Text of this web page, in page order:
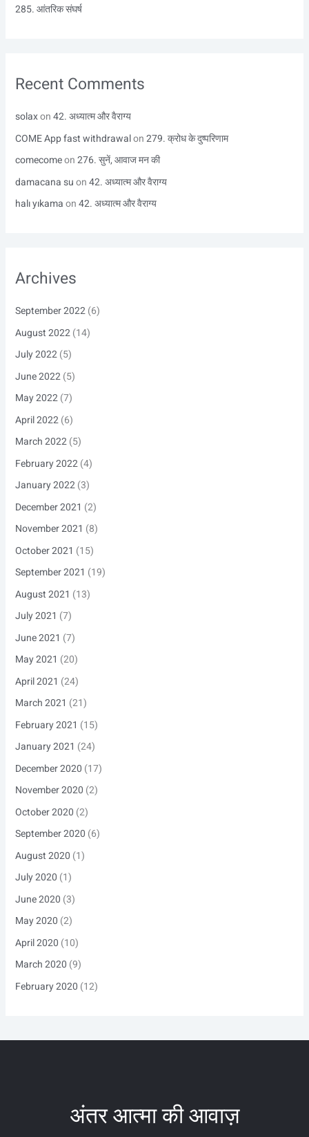
285. आंतरिक संघर्ष
Recent Comments
solaxon42. अध्यात्म और वैराग्य
COME App fast withdrawalon279. क्रोध के दुष्परिणाम
comecomeon276. सुनें, आवाज मन की
damacana suon42. अध्यात्म और वैराग्य
halı yıkamaon42. अध्यात्म और वैराग्य
Archives
September 2022(6)
August 2022(14)
July 2022(5)
June 2022(5)
May 2022(7)
April 2022(6)
March 2022(5)
February 2022(4)
January 2022(3)
December 2021 (2)
November 2021 (8)
October 2021 (15)
September 2021 (19)
August 2021 (13)
July 2021 (7)
June 2021 (7)
May 2021 (20)
April 2021 (24)
March 2021 (21)
February 2021 (15)
January 2021 (24)
December 2020 (17)
November 2020 (2)
October 2020 (2)
September 2020 (6)
August 2020 (1)
July 2020 (1)
June 2020 (3)
May 2020 (2)
April 2020 (10)
March 2020 (9)
February 2020 (12)
अंतर आत्मा की आवाज़